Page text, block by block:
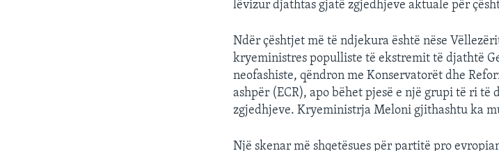
lëvizur djathtas gjatë zgjedhjeve aktuale për
Ndër çështjet më të ndjekura është nëse
kryeministres populliste të ekstremit të djathtë
neofashiste, qëndron me Konservatorët dhe
ashpër (ECR), apo bëhet pjesë e një grupi të ri
zgjedhjeve. Kryeministrja Meloni gjithashtu ka
Një skenar më shqetësues për partitë pro